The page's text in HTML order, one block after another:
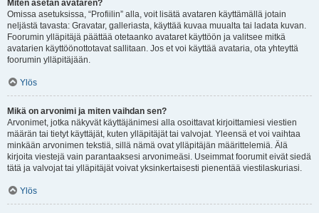
Miten asetan avataren?
Omissa asetuksissa, “Profiilin” alla, voit lisätä avataren käyttämällä jotain
neljästä tavasta: Gravatar, galleriasta, käyttää kuvaa muualta tai ladata kuvan.
Foorumin ylläpitäjä päättää otetaanko avataret käyttöön ja valitsee mitkä
avatarien käyttöönottotavat sallitaan. Jos et voi käyttää avataria, ota yhteyttä
foorumin ylläpitäjään.
Ylös
Mikä on arvonimi ja miten vaihdan sen?
Arvonimet, jotka näkyvät käyttäjänimesi alla osoittavat kirjoittamiesi viestien
määrän tai tietyt käyttäjät, kuten ylläpitäjät tai valvojat. Yleensä et voi vaihtaa
minkään arvonimen tekstiä, sillä nämä ovat ylläpitäjän määrittelemiä. Älä
kirjoita viestejä vain parantaaksesi arvonimeäsi. Useimmat foorumit eivät siedä
tätä ja valvojat tai ylläpitäjät voivat yksinkertaisesti pienentää viestilaskuriasi.
Ylös